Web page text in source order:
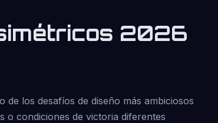
2026
de los desafíos de diseño más ambiciosos
o condiciones de victoria diferentes